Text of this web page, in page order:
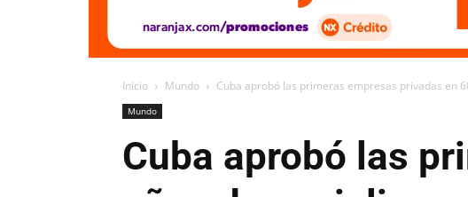
Inicio Mundo Cuba aprobó las primeras empresas privadas en
Mundo
Cuba aprobó las